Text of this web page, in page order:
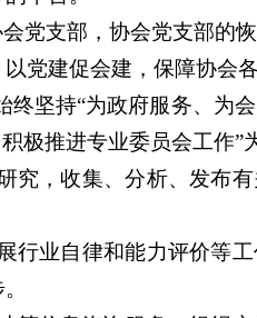
党支部，协会党支部的
党建促会建，保障协会
终坚持“为政府服务、 为
极推进专业委员会工作”
究，收集、分析、发布
业自律和能力评价等